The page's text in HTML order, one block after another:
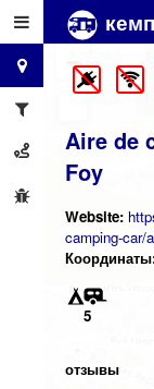
Aire de
Foy
Website:
camping-car/
5
отзывы
+
−